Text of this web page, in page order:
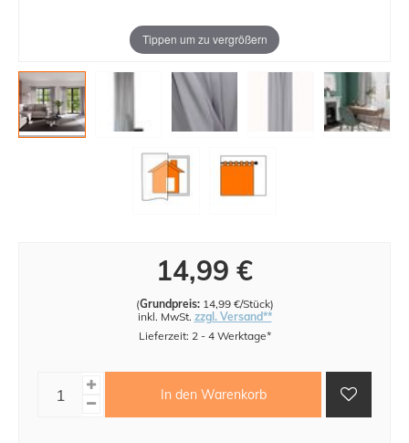
Tippen um zu vergrößern
14,99 €
(Grundpreis: 14,99 €/Stück)
inkl. MwSt. zzgl. Versand**
Lieferzeit: 2 - 4 Werktage*
In den Warenkorb